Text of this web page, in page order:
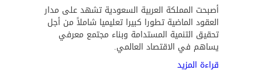
أصبحت المملكة العربية السعودية تشهد على مدار
العقود الماضية تطورا كبيرا تعليميا شاملاً من أجل
تحقيق التنمية المستدامة وبناء مجتمع معرفي
يساهم في الاقتصاد العالمي.
قراءة المزيد